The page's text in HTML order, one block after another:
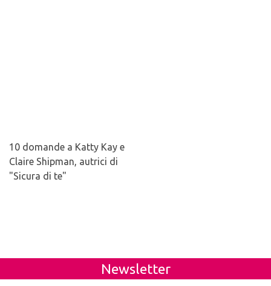
10 domande a Katty Kay e
Claire Shipman, autrici di
"Sicura di te"
Newsletter